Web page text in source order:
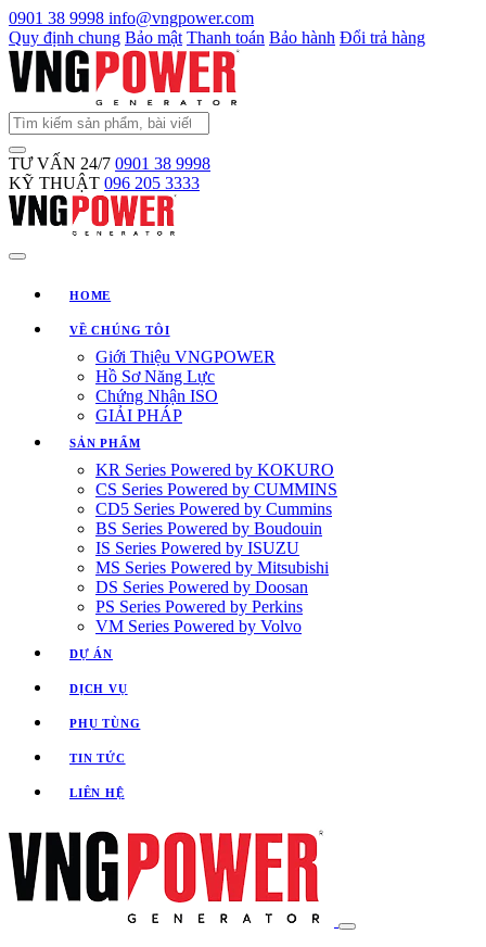
0901 38 9998 info@vngpower.com
Quy định chung Bảo mật Thanh toán Bảo hành Đổi trả hàng
TƯ VẤN 24/7 0901 38 9998
KỸ THUẬT 096 205 3333
HOME
VỀ CHÚNG TÔI
Giới Thiệu VNGPOWER
Hồ Sơ Năng Lực
Chứng Nhận ISO
GIẢI PHÁP
SẢN PHẨM
KR Series Powered by KOKURO
CS Series Powered by CUMMINS
CD5 Series Powered by Cummins
BS Series Powered by Boudouin
IS Series Powered by ISUZU
MS Series Powered by Mitsubishi
DS Series Powered by Doosan
PS Series Powered by Perkins
VM Series Powered by Volvo
DỰ ÁN
DỊCH VỤ
PHỤ TÙNG
TIN TỨC
LIÊN HỆ